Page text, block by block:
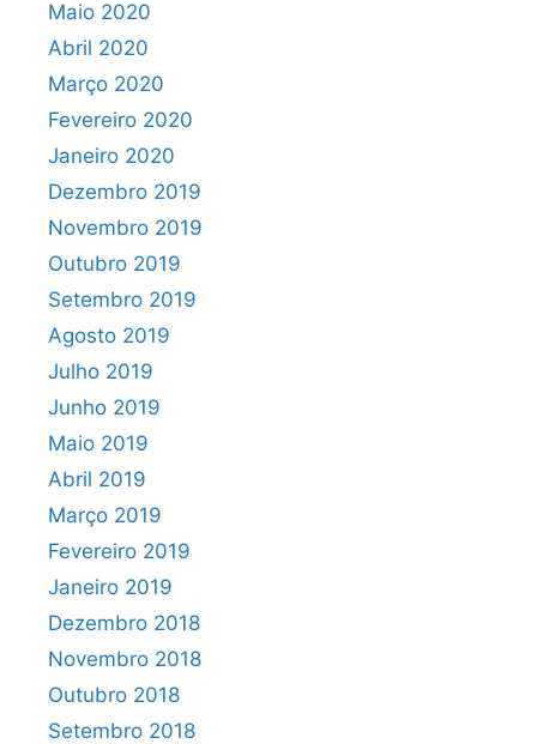
Maio 2020
Abril 2020
Março 2020
Fevereiro 2020
Janeiro 2020
Dezembro 2019
Novembro 2019
Outubro 2019
Setembro 2019
Agosto 2019
Julho 2019
Junho 2019
Maio 2019
Abril 2019
Março 2019
Fevereiro 2019
Janeiro 2019
Dezembro 2018
Novembro 2018
Outubro 2018
Setembro 2018